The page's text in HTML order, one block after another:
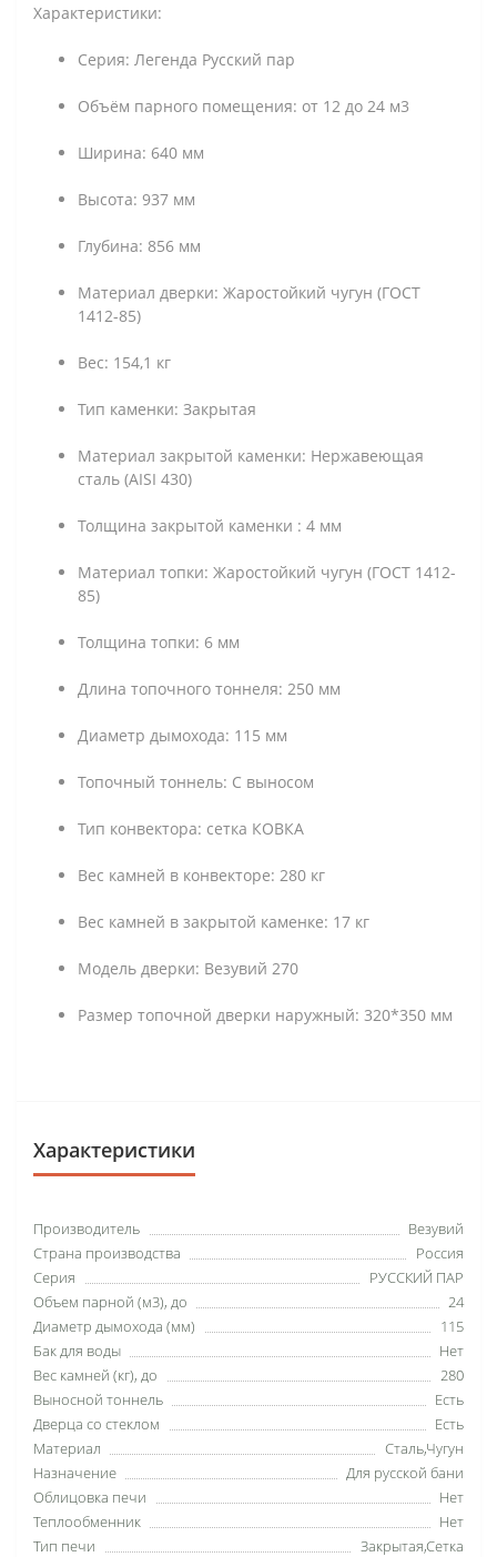
Характеристики:
Серия: Легенда Русский пар
Объём парного помещения: от 12 до 24 м3
Ширина: 640 мм
Высота: 937 мм
Глубина: 856 мм
Материал дверки: Жаростойкий чугун (ГОСТ
1412-85)
Вес: 154,1 кг
Тип каменки: Закрытая
Материал закрытой каменки: Нержавеющая
сталь (AISI 430)
Толщина закрытой каменки : 4 мм
Материал топки: Жаростойкий чугун (ГОСТ 1412-
85)
Толщина топки: 6 мм
Длина топочного тоннеля: 250 мм
Диаметр дымохода: 115 мм
Топочный тоннель: С выносом
Тип конвектора: сетка КОВКА
Вес камней в конвекторе: 280 кг
Вес камней в закрытой каменке: 17 кг
Модель дверки: Везувий 270
Размер топочной дверки наружный: 320*350 мм
Характеристики
Производитель
Везувий
Страна производства
Россия
Серия
РУССКИЙ ПАР
Объем парной (м3), до
24
Диаметр дымохода (мм)
115
Бак для воды
Нет
Вес камней (кг), до
280
Выносной тоннель
Есть
Дверца со стеклом
Есть
Материал
Сталь,Чугун
Назначение
Для русской бани
Облицовка печи
Нет
Теплообменник
Нет
Тип печи
Закрытая,Сетка